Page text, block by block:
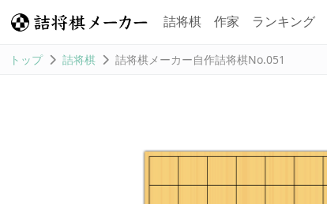
詰将棋 作家 ランキング
トップ 詰将棋 詰将棋メーカー自作詰将棋No.051